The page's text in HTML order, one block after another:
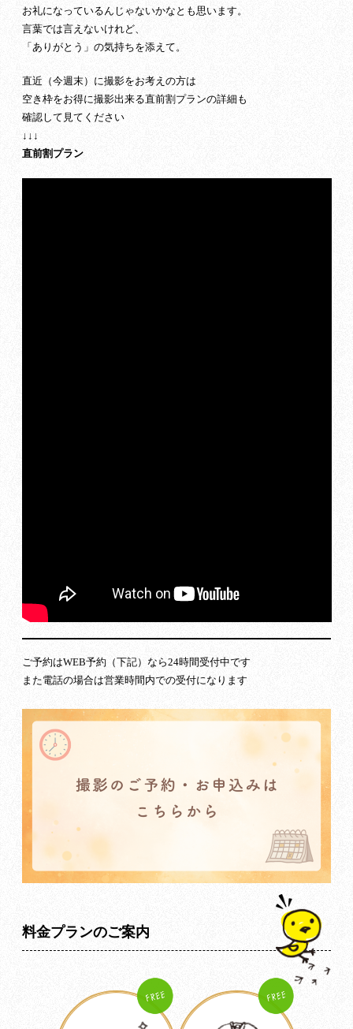
お礼になっているんじゃないかなとも思います。
言葉では言えないけれど、
「ありがとう」の気持ちを添えて。
直近（今週末）に撮影をお考えの方は
空き枠をお得に撮影出来る直前割プランの詳細も
確認して見てください
↓↓↓
直前割プラン
ご予約はWEB予約（下記）なら24時間受付中です
また電話の場合は営業時間内での受付になります
料金プランのご案内